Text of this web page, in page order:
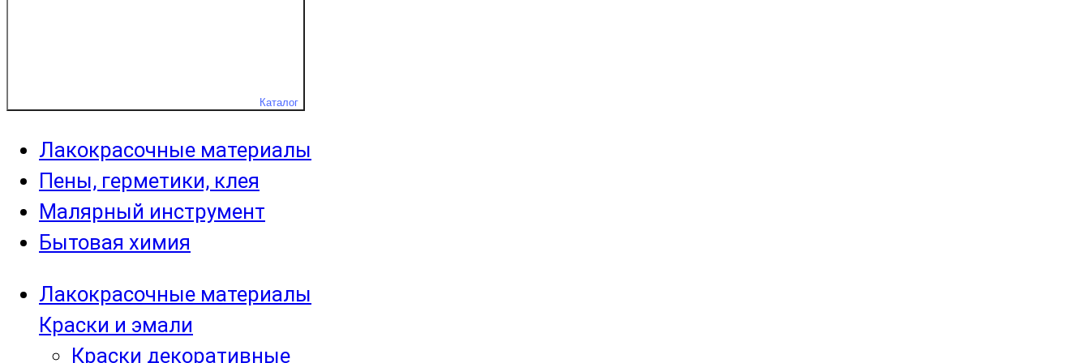
Каталог
Лакокрасочные материалы
Пены, герметики, клея
Малярный инструмент
Бытовая химия
Лакокрасочные материалы
Краски и эмали
Краски декоративные